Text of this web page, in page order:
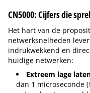
CN5000: Cijfers die
Het hart van de
netwerksnelheden
indrukwekkend en
huidige netwerken:
Extreem lage
dan 1 microseconde